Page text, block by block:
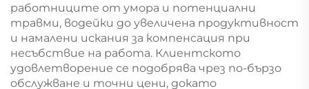
работниците от умора и потенциални
травми, водейки до увеличена продуктивност
и намалени искания за компенсация при
несъбствие на работа. Клиентското
удовлетворение се подобрява чрез по-бързо
обслужване и точни цени, докато